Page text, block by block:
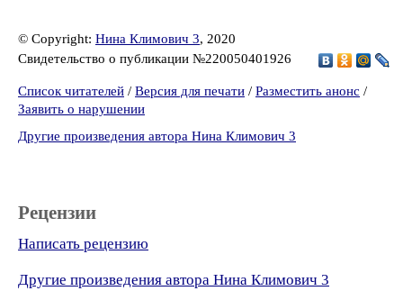
© Copyright: Нина Климович 3, 2020
Свидетельство о публикации №220050401926
Список читателей / Версия для печати / Разместить анонс /
Заявить о нарушении
Другие произведения автора Нина Климович 3
Рецензии
Написать рецензию
Другие произведения автора Нина Климович 3